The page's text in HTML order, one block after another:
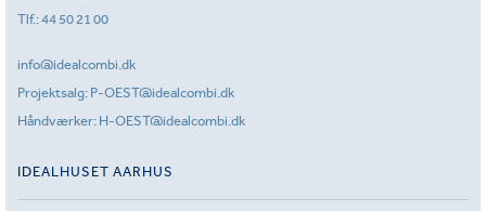
Tlf.:44 50 21 00
info@idealcombi.dk
Projektsalg: P-OEST@idealcombi.dk
Håndværker: H-OEST@idealcombi.dk
IDEALHUSET AARHUS